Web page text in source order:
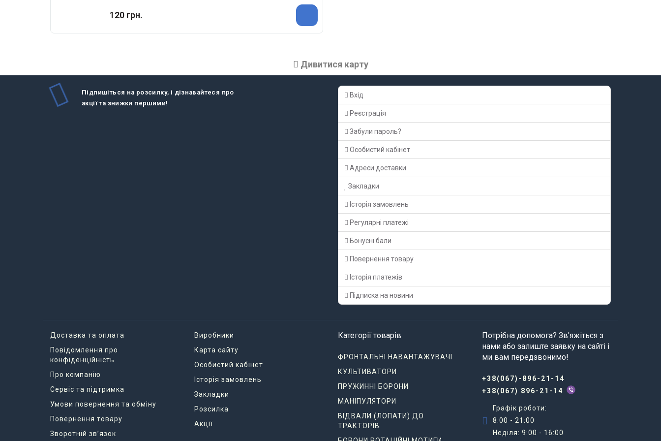
120 грн.
Дивитися карту
Підпишіться на розсилку, і дізнавайтеся про
акції та знижки першими!
Вхід
Реєстрація
Забули пароль?
Особистий кабінет
Адреси доставки
Закладки
Історія замовлень
Регулярні платежі
Бонусні бали
Повернення товару
Історія платежів
Підписка на новини
Доставка та оплата
Повідомлення про
конфіденційність
Про компанію
Сервіс та підтримка
Умови повернення та обміну
Повернення товару
Зворотній зв’язок
Виробники
Карта сайту
Особистий кабінет
Історія замовлень
Закладки
Розсилка
Акції
Категорії товарів
ФРОНТАЛЬНІ НАВАНТАЖУВАЧІ
КУЛЬТИВАТОРИ
ПРУЖИННІ БОРОНИ
МАНІПУЛЯТОРИ
ВІДВАЛИ (ЛОПАТИ) ДО
ТРАКТОРІВ
Потрібна допомога? Зв'яжіться з
нами або залиште заявку на сайті і
ми вам передзвонимо!
+38(067)-896-21-14
+38(067) 896-21-14
Графік роботи:
8:00 - 21:00
Неділя: 9:00 - 16:00